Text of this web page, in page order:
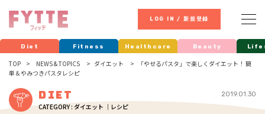
LOG IN / 新規登録
Diet Fitness Healthcare Beauty
TOP NEWS & TOPICS ダイエット
「やせるパスタ」で楽しくダイエット！ 簡
単＆やみつきパスタレシピ
Diet
CATEGORY : ダイエット ｜レシピ
2019.01.30